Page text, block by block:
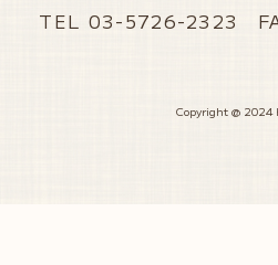
TEL 03-5726-2323
Copyright @ 2024